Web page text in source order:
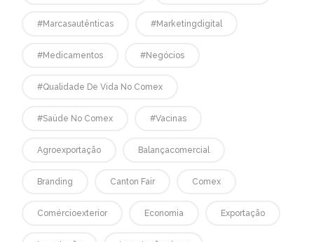
#marcasautênticas #marketingdigital
#medicamentos #negócios
#qualidade De Vida No Comex
#saúde No Comex #vacinas
Agroexportação Balançacomercial
Branding Canton Fair Comex
Comércioexterior Economia Exportação